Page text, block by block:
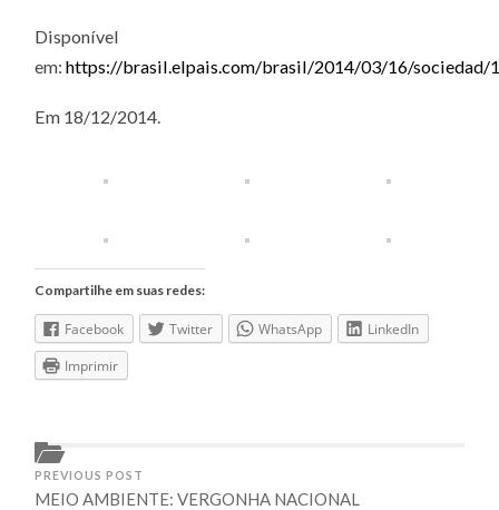
Disponível
em:https://brasil.elpais.com/brasil/2014/03/16/sociedad/
Em 18/12/2014.
Compartilhe em suas redes:
Facebook Twitter WhatsApp
LinkedIn
Imprimir
PREVIOUS POST
MEIO AMBIENTE: VERGONHA NACIONAL